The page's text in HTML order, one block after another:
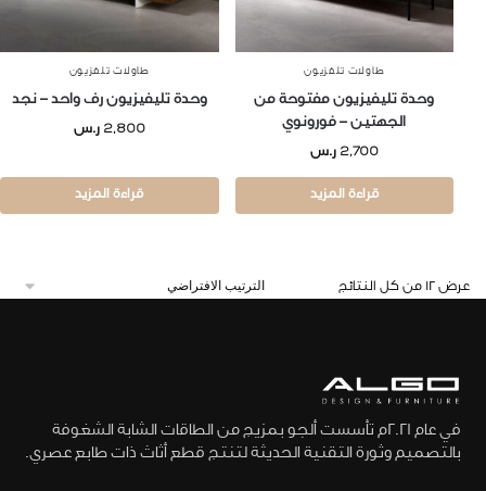
طاولات تلفزيون
وحدة تليفيزيون مفتوحة من
الجهتين – فورونوي
2,700 ر.س
قراءة المزيد
طاولات تلفزيون
وحدة تليفيزيون رف واحد – نجد
2,800 ر.س
قراءة المزيد
عرض ⁦12⁩ من كل النتائج
في عام 2021م تأسست ألجو بمزيج من الطاقات الشابة الشغوفة
بالتصميم وثورة التقنية الحديثة لتنتج قطع أثاث ذات طابع عصري.